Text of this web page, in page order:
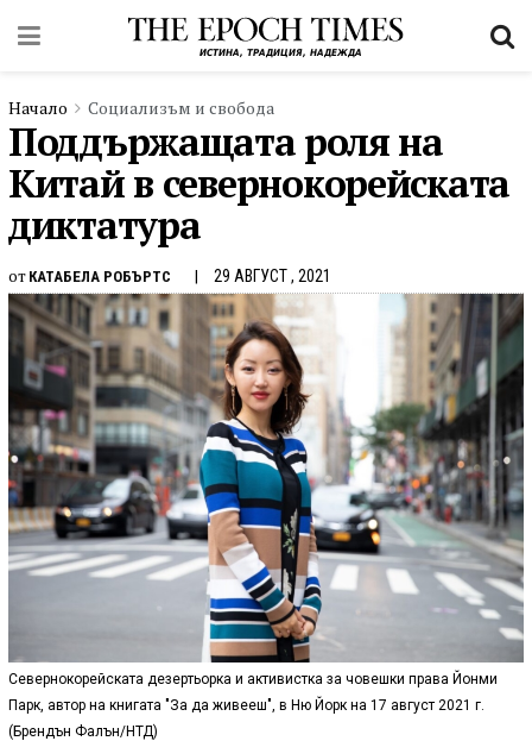
Начало Социализъм и свобода
Поддържащата роля на
Китай в севернокорейската
диктатура
от КАТАБЕЛА РОБЪРТС 29 АВГУСТ , 2021
Севернокорейската дезертьорка и активистка за човешки права Йонми
Парк, автор на книгата "За да живееш", в Ню Йорк на 17 август 2021 г.
(Брендън Фалън/НТД)